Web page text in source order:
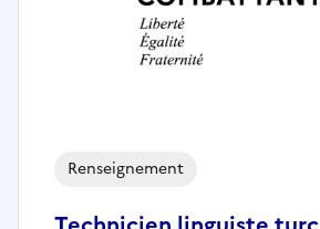
Renseignement